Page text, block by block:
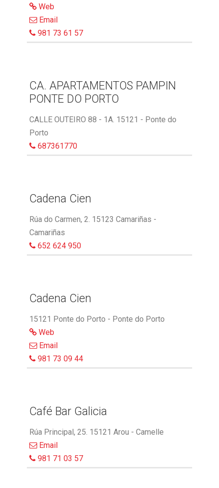
Web
Email
981 73 61 57
CA. APARTAMENTOS PAMPIN
PONTE DO PORTO
CALLE OUTEIRO 88 - 1A. 15121 - Ponte do
Porto
687361770
Cadena Cien
Rúa do Carmen, 2. 15123 Camariñas -
Camariñas
652 624 950
Cadena Cien
15121 Ponte do Porto - Ponte do Porto
Web
Email
981 73 09 44
Café Bar Galicia
Rúa Principal, 25. 15121 Arou - Camelle
Email
981 71 03 57